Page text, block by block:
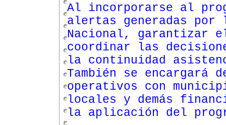
Al incorporarse al
alertas generadas por
Nacional, garantizar
coordinar las
la continuidad
También se encargará
operativos con
locales y demás
la aplicación del